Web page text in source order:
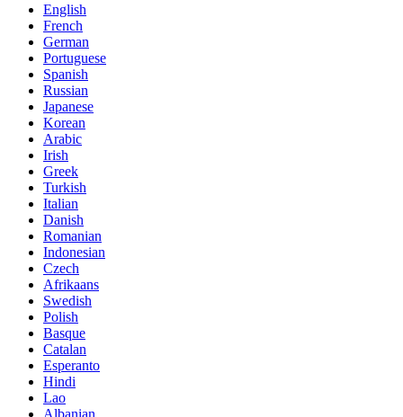
English
French
German
Portuguese
Spanish
Russian
Japanese
Korean
Arabic
Irish
Greek
Turkish
Italian
Danish
Romanian
Indonesian
Czech
Afrikaans
Swedish
Polish
Basque
Catalan
Esperanto
Hindi
Lao
Albanian